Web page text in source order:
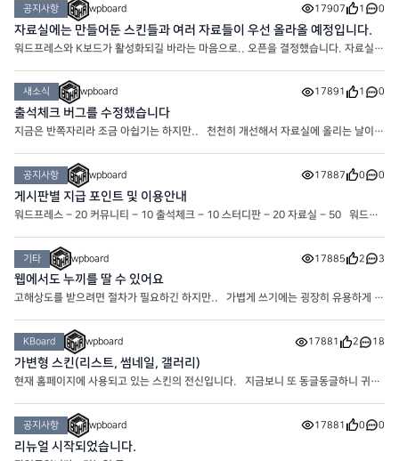
공지사항 wpboard 17907 1 0
자료실에는 만들어둔 스킨들과 여러 자료들이 우선 올라올 예정입니다.
워드프레스와 K보드가 활성화되길 바라는 마음으로.. 오픈을 결정했습니다. 자료실에
새소식 wpboard 17891 1 0
출석체크 버그를 수정했습니다
지금은 반쪽자리라 조금 아쉽기는 하지만.. 천천히 개선해서 자료실에 올리는 날이
공지사항 wpboard 17887 0 0
게시판별 지급 포인트 및 이용안내
워드프레스 – 20 커뮤니티 – 10 출석체크 – 10 스터디판 – 20 자료실 – 50 워드프
주는 행위는 제재 대상입니다. 스터디판 : 워드프레스에 도
기타 wpboard 17885 2 3
웹에서도 누끼를 딸 수 있어요
고해상도를 받으려면 절차가 필요하긴 하지만.. 가볍게 쓰기에는 굉장히 유용하게 사
KBoard wpboard 17881 2 18
가변형 스킨(리스트, 썸네일, 갤러리)
현재 홈페이지에 사용되고 있는 스킨의 전신입니다. 지금보니 또 동글동글하니 귀엽
공지사항 wpboard 17881 0 0
리뉴얼 시작되었습니다.